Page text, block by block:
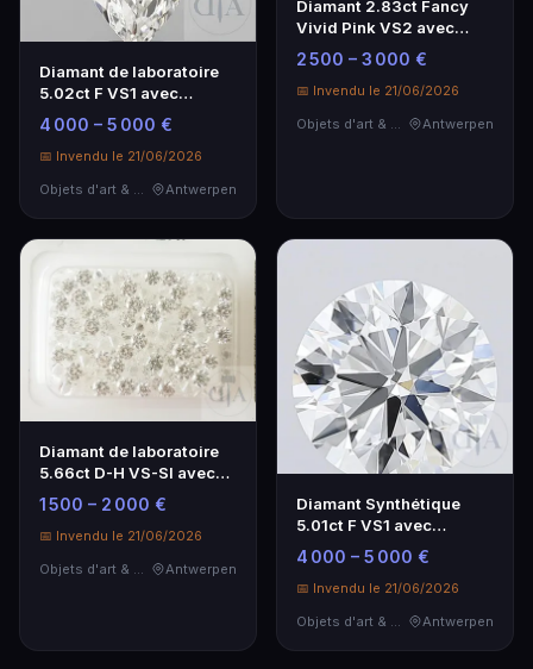
Diamant de laboratoire
5.02ct F VS1 avec
certificat IGI
4 000 – 5 000 €
📅 Invendu le 21/06/2026
Objets d'art & Curiosités
Antwerpen
Diamant 2.83ct Fancy
Vivid Pink VS2 avec
certificat IGI
2 500 – 3 000 €
📅 Invendu le 21/06/2026
Antwerpen
Diamant de laboratoire
5.66ct D-H VS-SI avec
certificat GRA
1 500 – 2 000 €
📅 Invendu le 21/06/2026
Objets d'art & Curiosités
Antwerpen
Diamant Synthétique
5.01ct F VS1 avec
Certificat IGI
4 000 – 5 000 €
📅 Invendu le 21/06/2026
Objets d'art & Curiosités
Antwerpen